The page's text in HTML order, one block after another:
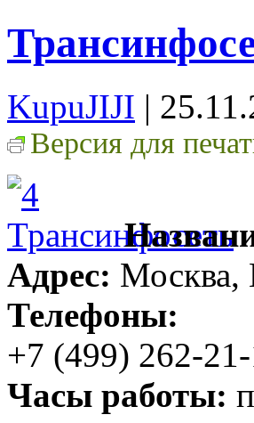
KupuJIJI |
Версия для
Адрес: Москва,
Телефоны:
+7 (499) 262-21-
Часы работы: